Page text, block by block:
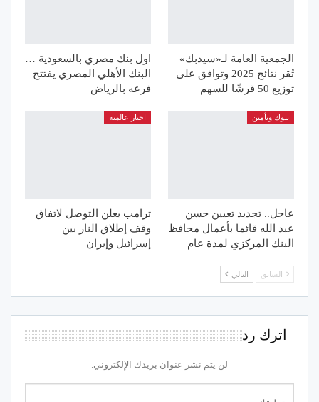
الجمعية العامة لـ«سيدبك»
تُقر نتائج 2025 وتوافق على
توزيع 50 قرشًا للسهم
اول بنك مصري بالسعودية …
البنك الأهلي المصري يفتتح
فرعه بالرياض
بنوك وتأمين
عاجل.. تجديد تعيين حسن
عبد الله قائما بأعمال محافظ
البنك المركزي لمدة عام
اخبار عالمية
ترامب يعلن التوصل لاتفاق
وقف إطلاق النار بين
إسرائيل وإيران
السابق التالي
اترك رد
لن يتم نشر عنوان بريدك الإلكتروني.